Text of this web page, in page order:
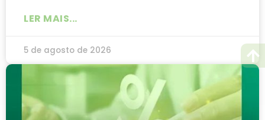
LER MAIS...
5 de agosto de 2026